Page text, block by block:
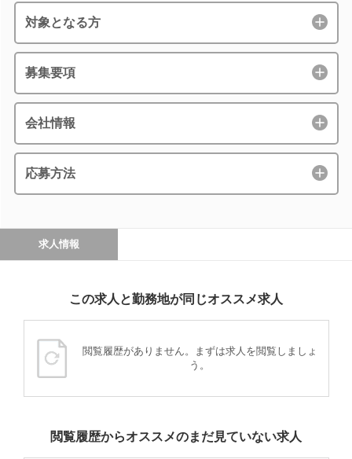
対象となる方
募集要項
会社情報
応募方法
求人情報
この求人と勤務地が同じオススメ求人
閲覧履歴がありません。まずは求人を閲覧しましょ
う。
閲覧履歴からオススメのまだ見ていない求人